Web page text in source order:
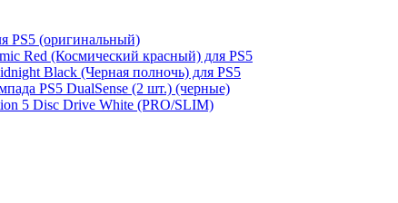
PS5 (оригинальный)
Red (Космический красный) для PS5
Black (Черная полночь) для PS5
PS5 DualSense (2 шт.) (черные)
5 Disc Drive White (PRO/SLIM)